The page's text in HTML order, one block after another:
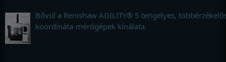
Bővül a Renishaw AGILITY® 5 tengelyes,
koordináta-mérőgépek kínálata.